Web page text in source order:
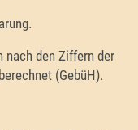
nach den Ziffern der
(GebüH).